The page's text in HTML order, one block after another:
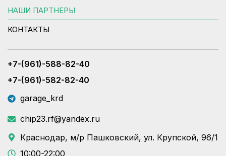
НАШИ ПАРТНЕРЫ
КОНТАКТЫ
+7-(961)-588-82-40
+7-(961)-582-82-40
garage_krd
chip23.rf@yandex.ru
Краснодар, м/р Пашковский, ул. Крупской, 96/1
10:00-22:00